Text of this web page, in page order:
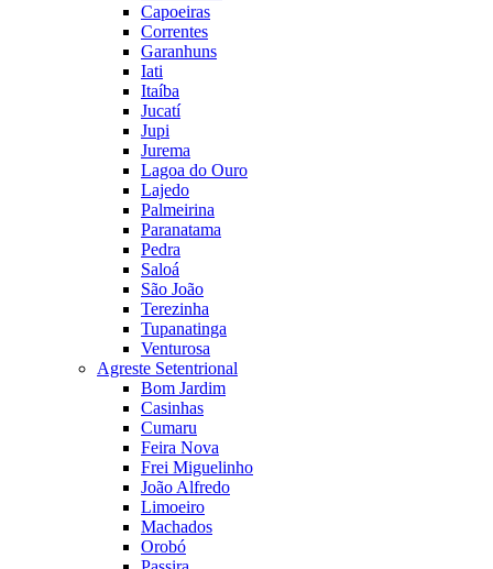
Capoeiras
Correntes
Garanhuns
Iati
Itaíba
Jucatí
Jupi
Jurema
Lagoa do Ouro
Lajedo
Palmeirina
Paranatama
Pedra
Saloá
São João
Terezinha
Tupanatinga
Venturosa
Agreste Setentrional
Bom Jardim
Casinhas
Cumaru
Feira Nova
Frei Miguelinho
João Alfredo
Limoeiro
Machados
Orobó